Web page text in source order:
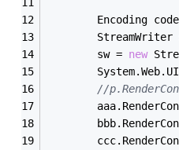
Encoding
StreamWriter
        sw =
new
//